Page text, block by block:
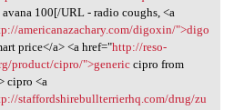
avana 100[/URL - radio coughs, <a
americanazachary.com/digoxin/">digo
price</a> <a href="http://reso-
product/cipro/">genericcipro from
cipro <a
staffordshirebullterrierhq.com/drug/zu